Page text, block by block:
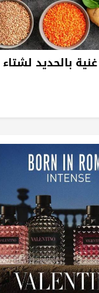
غنية بالحديد لشتاء